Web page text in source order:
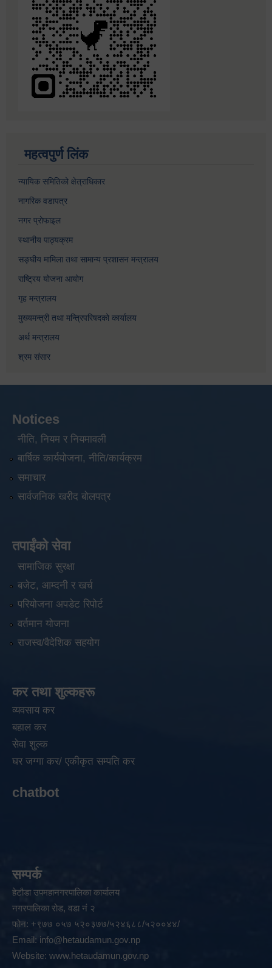
महत्वपुर्ण लिंक
न्यायिक समितिको क्षेत्राधिकार
नागरिक वडापत्र
नगर प्रोफाइल
स्थानीय पाठ्यक्रम
सङ्घीय मामिला तथा सामान्य प्रशासन मन्त्रालय
राष्ट्रिय योजना आयोग
गृह मन्त्रालय
मुख्यमन्त्री तथा मन्त्रिपरिषदको कार्यालय
अर्थ मन्त्रालय
श्रम संसार
Notices
नीति, नियम र नियमावली
बार्षिक कार्ययोजना, नीति/कार्यक्रम
समाचार
सार्वजनिक खरीद बोलपत्र
तपाईंको सेवा
सामाजिक सुरक्षा
बजेट, आम्दनी र खर्च
परियोजना अपडेट रिपोर्ट
वर्तमान योजना
राजस्व/वैदेशिक सहयोग
कर तथा शुल्कहरू
व्यवसाय कर
बहाल कर
सेवा शुल्क
घर जग्गा कर/ एकीकृत सम्पति कर
chatbot
सम्पर्क
हेटौडा उपमहानगरपालिका कार्यालय
नगरपालिका रोड, वडा नं २
फोन: +९७७ ०५७ ५२०३७७/५२४६८८/५२००४४/
Email: info@hetaudamun.gov.np
Website: www.hetaudamun.gov.np